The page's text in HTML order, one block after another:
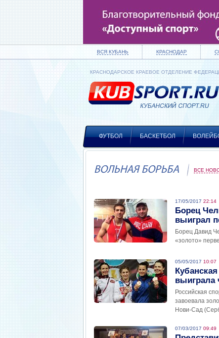
ВСЯ КУБАНЬ КРАСНОДАР
КРАСНОДАРСКОЕ КРАЕВОЕ ОТДЕЛЕНИЕ
ФУТБОЛ БАСКЕТБОЛ
ВОЛЬНАЯ БОРЬБА ВСЕ
17/05/2017 22:14
Борец
выиграл
Борец Давид
«золото»
05/05/2017 10:07
выиграла
Российская
завоевала
Нови-Сад
07/03/2017 09:49